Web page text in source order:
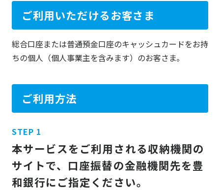
ご利用いただけるお客さま
総合口座または普通預金口座のキャッシュカードをお持
ちの個人（個人事業主を含みます）のお客さま。
ご利用方法
本サービスをご利用される収納機関の
サイトで、口座振替の金融機関先を豊
和銀行にご指定ください。